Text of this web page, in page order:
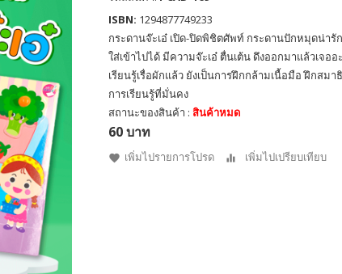
ISBN: 1294877749233
กระดานจ๊ะเอ๋ เปิด-ปิดพิชิตศัพท์ กระดานปักหมุดน่ารั
ใส่เข้าไปได้ มีความจ๊ะเอ๋ ตื่นเต้น ดึงออกมาแล้วเจอ
เรียนรู้เรื่อผักแล้ว ยังเป็นการฝึกกล้ามเนื้อมือ ฝึกสม
การเรียนรู้ที่มั่นคง
สถานะของสินค้า : สินค้าหมด
60 บาท
เพิ่มไปรายการโปรด เพิ่มไปเปรียบเทียบ